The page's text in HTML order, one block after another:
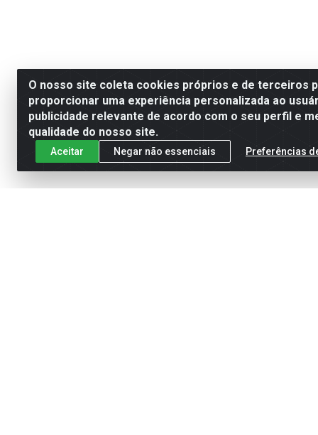
O nosso site coleta cookies próprios e de terceiros
proporcionar uma experiência personalizada ao
publicidade relevante de acordo com o seu perfil e
qualidade do nosso site.
Aceitar Negar não essenciais Preferências